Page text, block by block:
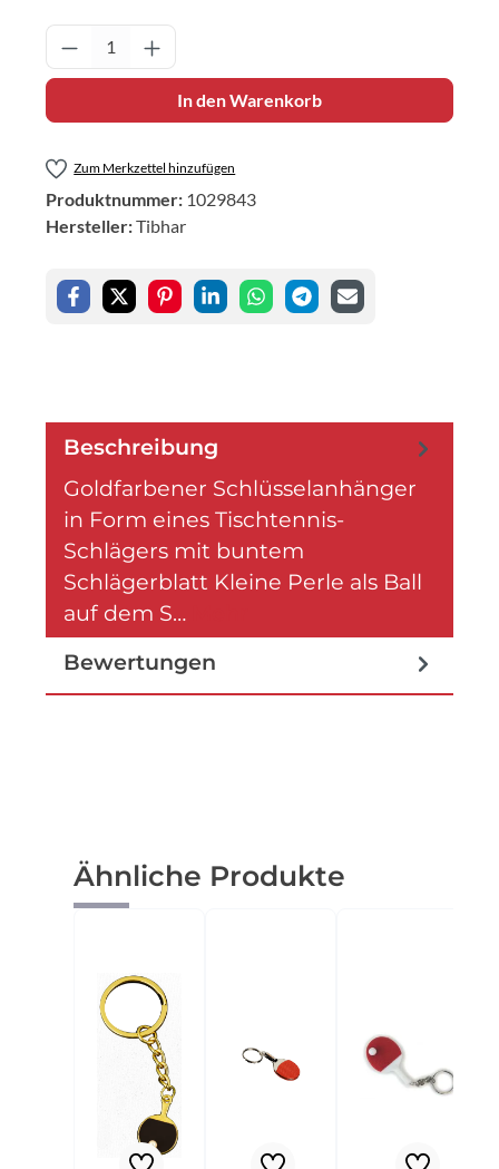
Produkt Anzahl: Gib den gewünschten
In den Warenkorb
Zum Merkzettel hinzufügen
Produktnummer: 1029843
Hersteller:Tibhar
Beschreibung
Goldfarbener Schlüsselanhänger
in Form eines Tischtennis-
Schlägers mit buntem
Schlägerblatt Kleine Perle als Ball
auf dem S…
Bewertungen
Produktgalerie überspringen
Ähnliche Produkte